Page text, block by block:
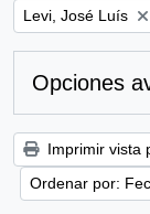
Remove filter:
Levi, José Luís
Opciones
Imprimir vista
Ordenar por: